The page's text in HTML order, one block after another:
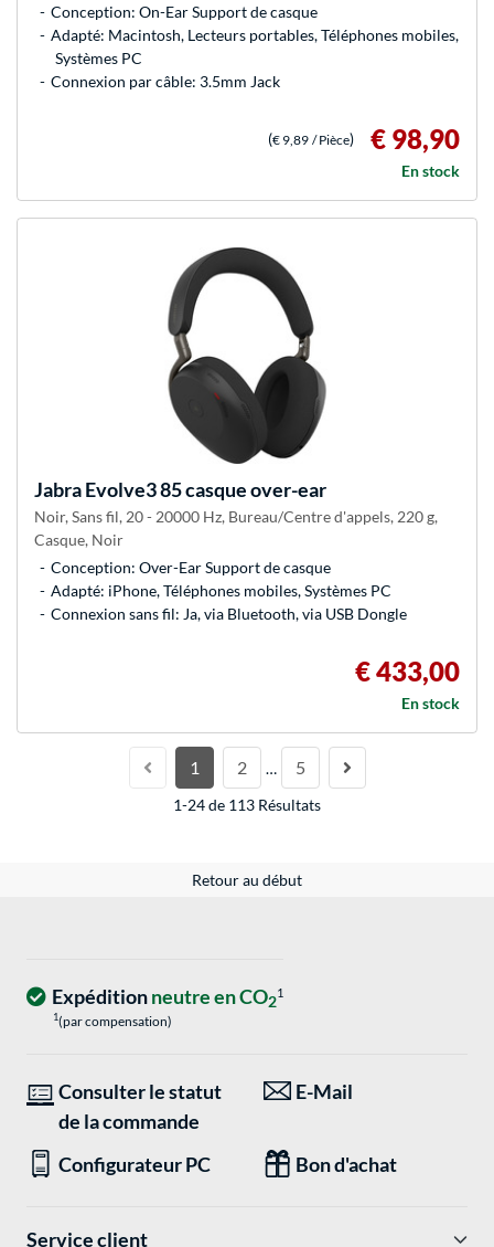
Conception: On-Ear Support de casque
Adapté: Macintosh, Lecteurs portables, Téléphones mobiles,
Systèmes PC
Connexion par câble: 3.5mm Jack
(€ 9,89 / Pièce) € 98,90
En stock
JabraEvolve3 85 casque over-ear
Noir, Sans fil, 20 - 20000 Hz, Bureau/Centre d'appels, 220 g,
Casque, Noir
Conception: Over-Ear Support de casque
Adapté: iPhone, Téléphones mobiles, Systèmes PC
Connexion sans fil: Ja, via Bluetooth, via USB Dongle
€ 433,00
En stock
1 2 … 5
1-24 de 113 Résultats
Retour au début
Expéditionneutre en CO21
1(par compensation)
Consulter le statut
de la commande
E-Mail
Configurateur PC Bon d'achat
Service client